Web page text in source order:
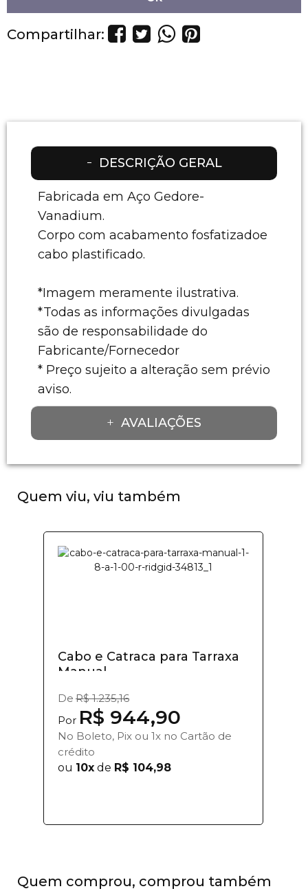
Compartilhar:
DESCRIÇÃO GERAL
Fabricada em Aço Gedore-
Vanadium.
Corpo com acabamento fosfatizadoe
cabo plastificado.
*Imagem meramente ilustrativa.
*Todas as informações divulgadas
são de responsabilidade do
Fabricante/Fornecedor
* Preço sujeito a alteração sem prévio
aviso.
AVALIAÇÕES
Quem viu, viu também
Cabo e Catraca para Tarraxa
Manual -...
De R$ 1.235,16
Por R$ 944,90
No Boleto, Pix ou 1x no Cartão de
crédito
ou 10x de R$ 104,98
Quem comprou, comprou também